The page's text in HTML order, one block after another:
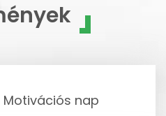
Motivációs nap